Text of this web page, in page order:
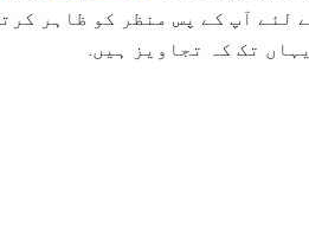
لئے آپ کے پس منظر کو ظاہر
تک کہ تجاویز ہیں.